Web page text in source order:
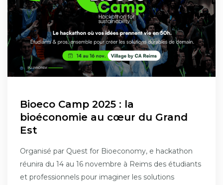
Bioeco Camp 2025 : la
bioéconomie au cœur du Grand
Est
Organisé par Quest for Bioeconomy, e hackathon
réunira du 14 au 16 novembre à Reims des étudiants
et professionnels pour imaginer les solutions